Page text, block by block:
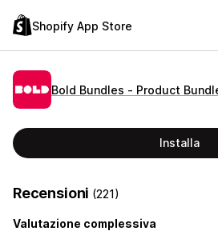
Shopify App Store
Bold Bundles ‑ Product
Installa
Recensioni (221)
Valutazione complessiva